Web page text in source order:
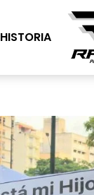
HISTORIA